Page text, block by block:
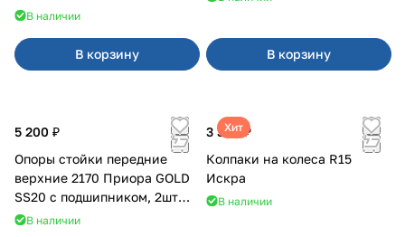
В наличии
В корзину В корзину
5 200 ₽
Опоры стойки передние
верхние 2170 Приора GOLD
SS20 с подшипником, 2шт
10116
В наличии
Хит
3 380 ₽
Колпаки на колеса R15
Искра
В наличии